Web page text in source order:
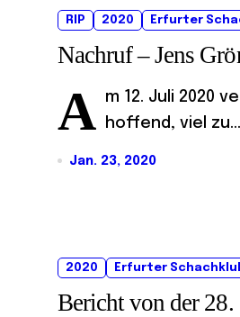
RIP 2020 Erfurter
Nachruf – Jens
A
m 12. Juli 2020
hoffend, viel zu...
Jan. 23, 2020
2020 Erfurter
Bericht von der 28.